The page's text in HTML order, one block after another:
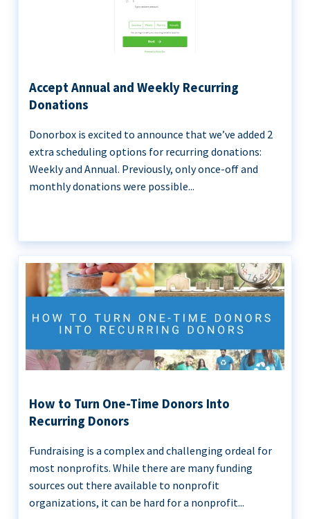
Accept Annual and Weekly Recurring
Donations
Donorbox is excited to announce that we’ve added 2
extra scheduling options for recurring donations:
Weekly and Annual. Previously, only once-off and
monthly donations were possible...
How to Turn One-Time Donors Into
Recurring Donors
Fundraising is a complex and challenging ordeal for
most nonprofits. While there are many funding
sources out there available to nonprofit
organizations, it can be hard for a nonprofit...